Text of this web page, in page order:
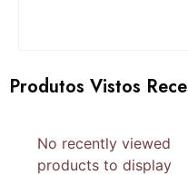
Produtos Vistos
No recently viewed
products to display